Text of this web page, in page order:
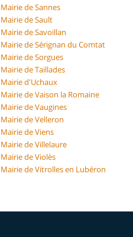
Mairie de Sannes
Mairie de Sault
Mairie de Savoillan
Mairie de Sérignan du Comtat
Mairie de Sorgues
Mairie de Taillades
Mairie d'Uchaux
Mairie de Vaison la Romaine
Mairie de Vaugines
Mairie de Velleron
Mairie de Viens
Mairie de Villelaure
Mairie de Violès
Mairie de Vitrolles en Lubéron